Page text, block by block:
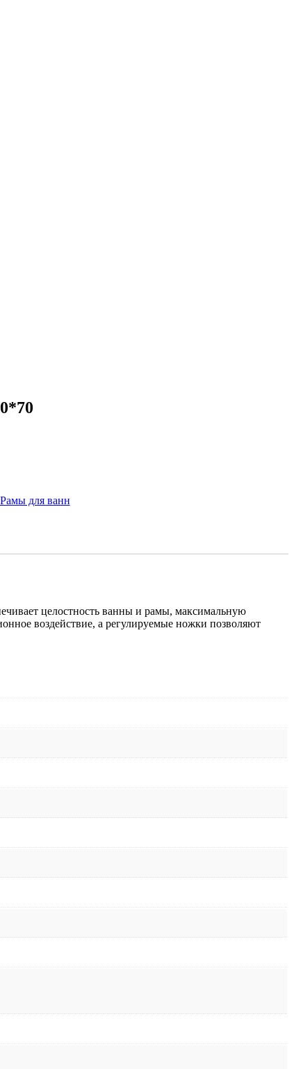
Рамы для ванн
целостность ванны и рамы, максимальную
воздействие, а регулируемые ножки позволяют